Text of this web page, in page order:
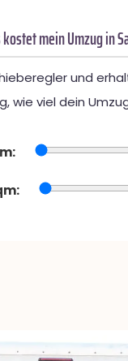
mein Umzug in
und
wie viel dein